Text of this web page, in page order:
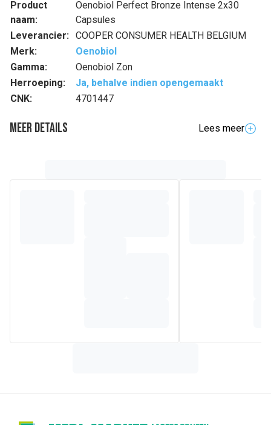
Product
naam:
Oenobiol Perfect Bronze Intense 2x30
Capsules
Leverancier: COOPER CONSUMER HEALTH BELGIUM
Merk:
Oenobiol
Gamma:
Oenobiol Zon
Herroeping:
Ja, behalve indien opengemaakt
CNK:
4701447
Meer details
Lees meer
formule van OENOBIOL laat de huid stralen vanaf de eerste